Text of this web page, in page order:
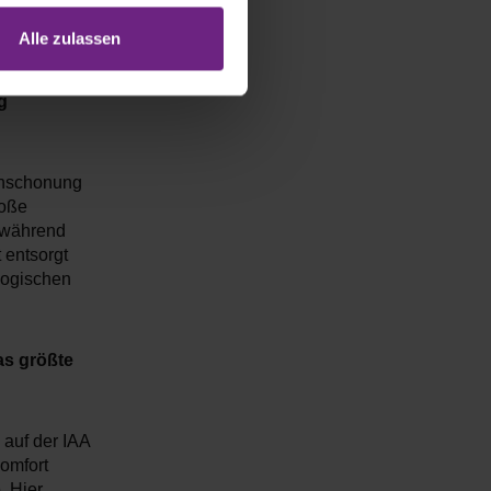
Alle zulassen
entsorgt
größte
der IAA